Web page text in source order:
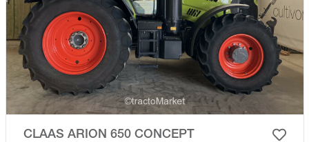
CLAAS ARION 650 CONCEPT